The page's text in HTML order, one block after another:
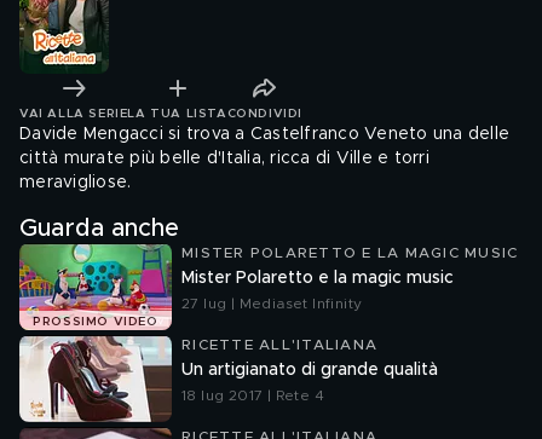
VAI ALLA SERIE LA TUA LISTA CONDIVIDI
Davide Mengacci si trova a Castelfranco Veneto una delle
città murate più belle d'Italia, ricca di Ville e torri
meravigliose.
Guarda anche
PROSSIMO VIDEO
MISTER POLARETTO E LA MAGIC MUSIC
Mister Polaretto e la magic music
27 lug | Mediaset Infinity
RICETTE ALL'ITALIANA
Un artigianato di grande qualità
18 lug 2017 | Rete 4